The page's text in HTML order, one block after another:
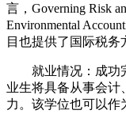
言，Governing Risk
Environmental
目也提供了国际税务
就业情况：成功完
业生将具备从事会计
力。该学位也可以作